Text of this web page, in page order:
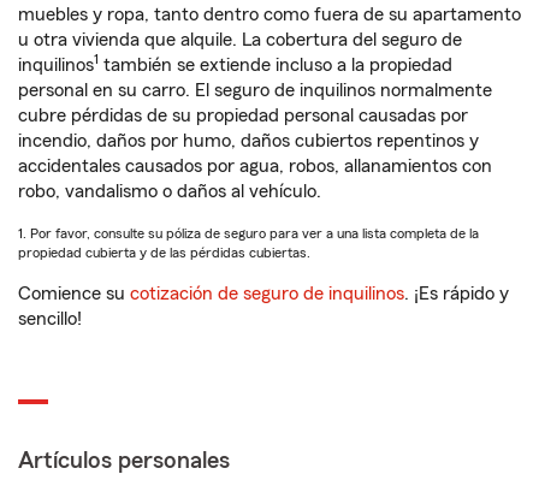
muebles y ropa, tanto dentro como fuera de su apartamento
u otra vivienda que alquile. La cobertura del seguro de
inquilinos1 también se extiende incluso a la propiedad
personal en su carro. El seguro de inquilinos normalmente
cubre pérdidas de su propiedad personal causadas por
incendio, daños por humo, daños cubiertos repentinos y
accidentales causados por agua, robos, allanamientos con
robo, vandalismo o daños al vehículo.
1. Por favor, consulte su póliza de seguro para ver a una lista completa de la
propiedad cubierta y de las pérdidas cubiertas.
Comience su cotización de seguro de inquilinos. ¡Es rápido y
sencillo!
Artículos personales